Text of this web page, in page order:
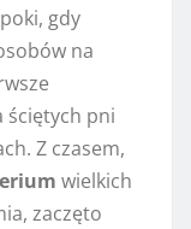
gdy
na
ściętych pni
Z czasem,
wielkich
zaczęto